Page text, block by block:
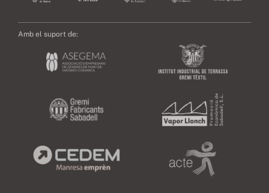
Amb el suport de: